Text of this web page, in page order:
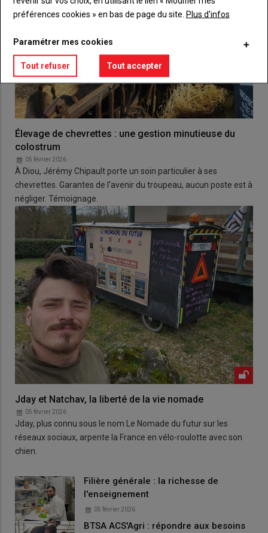
Élevage de chevrettes : une gestion minutieuse du
colostrum
05 février 2026
À Diou, Jérémy Chipault porte un soin particulier à ses
chevrettes. Garantes de l'avenir du troupeau, aucun poste est à
négliger. Témoignage.
Jday et Natchav, la liberté de la vie nomade
05 février 2026
Jday, plus connu sous le nom Le Nomade du futur sur les
réseaux sociaux, arpente la France en vélo-roulotte avec son
chien.
Filière générale : la richesse de
l'enseignement
05 février 2026
BTSA ACS'Agri : répondre aux besoins
préférences cookies » en bas de page du site. Plus d'infos
Paramétrer mes cookies
Tout refuser Tout accepter